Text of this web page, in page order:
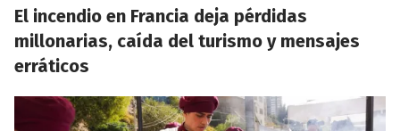
El incendio en Francia deja pérdidas
millonarias, caída del turismo y mensajes
erráticos